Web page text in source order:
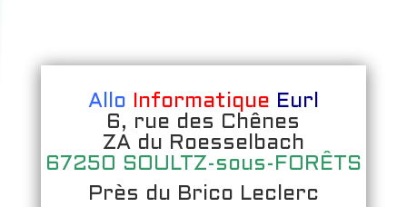
Allo Informatique Eurl
6, rue des Chênes
ZA du Roesselbach
67250 SOULTZ-sous-FORÊTS
Près du Brico Leclerc